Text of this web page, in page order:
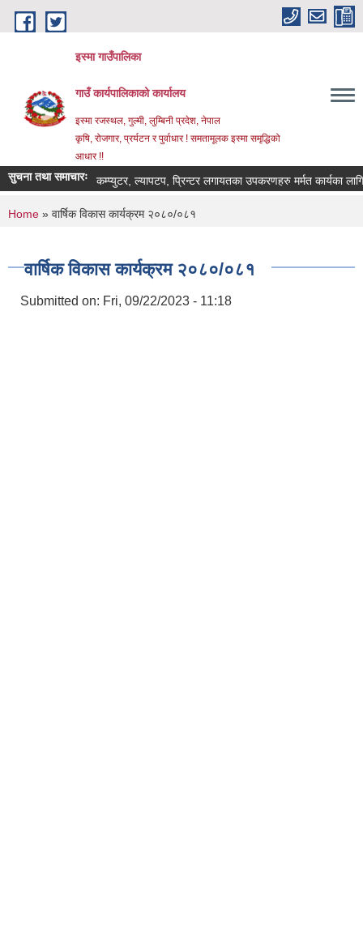
Skip to main content
इस्मा गाउँपालिका
गाउँ कार्यपालिकाको कार्यालय
इस्मा रजस्थल, गुल्मी, लुम्बिनी प्रदेश, नेपाल
कृषि, रोजगार, प्रर्यटन र पुर्वाधार ! समतामूलक इस्मा समृद्धिको
आधार !!
सुचना तथा समाचारःकम्प्युटर, ल्यापटप, प्रिन्टर लगायतका उपकरणहरु मर्मत कार्यका लागि
You are here
Home » वार्षिक विकास कार्यक्रम २०८०/०८१
वार्षिक विकास कार्यक्रम २०८०/०८१
Submitted on: Fri, 09/22/2023 - 11:18